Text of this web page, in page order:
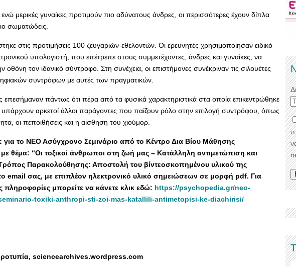
μερικές γυναίκες προτιμούν πιο αδύνατους άνδρες, οι περισσότερες έχουν δίπλα
σωματώδεις.
στις προτιμήσεις 100 ζευγαριών-εθελοντών. Οι ερευνητές χρησιμοποίησαν ειδικό
υπολογιστή, που επέτρεπε στους συμμετέχοντες, άνδρες και γυναίκες, να
οθόνη τον ιδανικό σύντροφο. Στη συνέχεια, οι επιστήμονες συνέκριναν τις σιλουέτες
συντρόφων με αυτές των πραγματικών.
επεσήμαναν πάντως ότι πέρα από τα φυσικά χαρακτηριστικά στα οποία επικεντρώθηκε
υπάρχουν αρκετοί άλλοι παράγοντες που παίζουν ρόλο στην επιλογή συντρόφου, όπως
οι πεποιθήσεις και η αίσθηση του χιούμορ.
για το ΝΕΟ Ασύγχρονο Σεμινάριο από το Κέντρο Δια Βίου Μάθησης
θέμα: “Οι τοξικοί άνθρωποι στη ζωή μας – Κατάλληλη αντιμετώπιση και
Τρόπος Παρακολούθησης: Αποστολή του βίντεοσκοπημένου υλικού της
email σας, με επιπλέον ηλεκτρονικό υλικό σημειώσεων σε μορφή pdf. Για
πληροφορίες μπορείτε να κάνετε κλικ εδώ: https://psychopedia.gr/neo-
toxiki-anthropi-sti-zoi-mas-katallili-antimetopisi-ke-diachirisi/
sciencearchives.wordpress.com